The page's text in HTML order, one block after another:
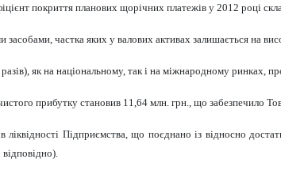
покриття планових щорічних платежів у 2012 році
частка яких у валових активах залишається на
як на національному, так і на міжнародному ринках,
прибутку становив 11,64 млн. грн., що забезпечило
Підприємства, що поєднано із відносно